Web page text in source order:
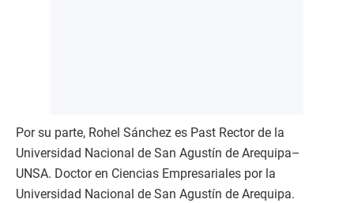
Por su parte, Rohel Sánchez es Past Rector de la
Universidad Nacional de San Agustín de Arequipa–
UNSA. Doctor en Ciencias Empresariales por la
Universidad Nacional de San Agustín de Arequipa.